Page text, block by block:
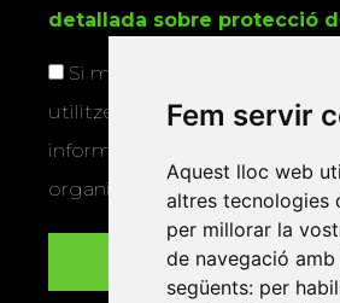
Fem servir
Aquest lloc web
altres tecnologies
per millorar la
de navegació
següents: per
detallada sobre protecció
Si marqueu aquesta
utilitzem les vostres dades per
informació sobre els actes i
organitza la Xarxa Vives.